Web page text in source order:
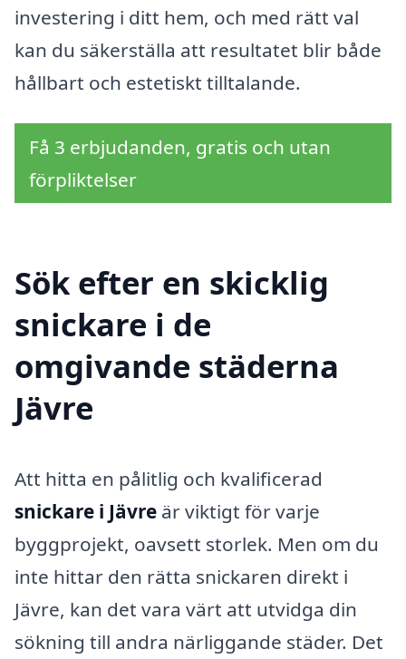
investering i ditt hem, och med rätt val
kan du säkerställa att resultatet blir både
hållbart och estetiskt tilltalande.
Få 3 erbjudanden, gratis och utan
förpliktelser
Sök efter en skicklig
snickare i de
omgivande städerna
Jävre
Att hitta en pålitlig och kvalificerad
snickare i Jävre är viktigt för varje
byggprojekt, oavsett storlek. Men om du
inte hittar den rätta snickaren direkt i
Jävre, kan det vara värt att utvidga din
sökning till andra närliggande städer. Det